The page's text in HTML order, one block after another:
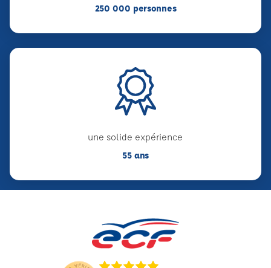
250 000 personnes
une solide expérience
55 ans